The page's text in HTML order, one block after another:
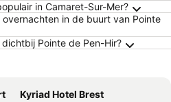
in Camaret-Sur-Mer?
in de buurt van Pointe
Pointe de Pen-Hir?
Kyriad Hotel Brest